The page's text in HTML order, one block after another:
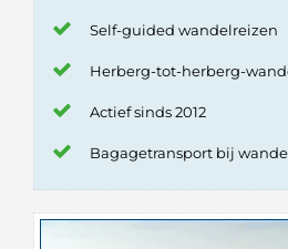
Self-guided wandelreizen
Herberg-tot-herberg-
Actief sinds 2012
Bagagetransport bij